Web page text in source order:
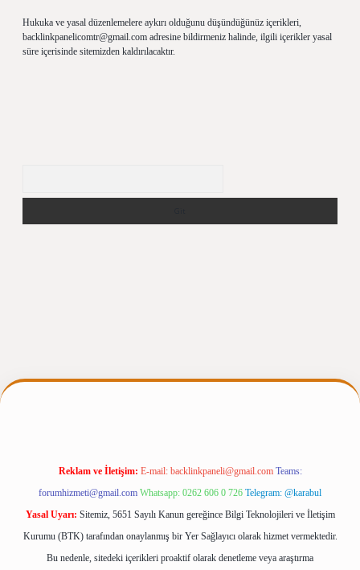
Hukuka ve yasal düzenlemelere aykırı olduğunu düşündüğünüz içerikleri,
backlinkpanelicomtr@gmail.com adresine bildirmeniz halinde, ilgili içerikler yasal
süre içerisinde sitemizden kaldırılacaktır.
betexpergir.net
Reklam ve İletişim: E-mail: backlinkpaneli@gmail.com Teams:
forumhizmeti@gmail.com Whatsapp: 0262 606 0 726 Telegram: @karabul
Yasal Uyarı: Sitemiz, 5651 Sayılı Kanun gereğince Bilgi Teknolojileri ve İletişim
Kurumu (BTK) tarafından onaylanmış bir Yer Sağlayıcı olarak hizmet vermektedir.
Bu nedenle, sitedeki içerikleri proaktif olarak denetleme veya araştırma